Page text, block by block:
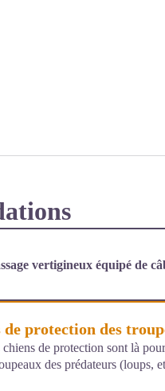
vertigineux équipé de
de protection des
chiens de protection sont là pour
des prédateurs (loups,